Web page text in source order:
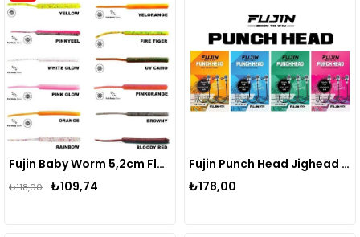
Fujin Baby Worm 5,2cm Floating LRF Silikonu
₺109,74
₺118,00
Fujin Punch Head Jighead FJ-PH #1/0
₺178,00